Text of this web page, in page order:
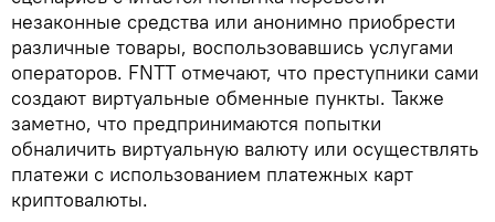
незаконные средства или анонимно приобрести
различные товары, воспользовавшись услугами
операторов. FNTT отмечают, что преступники сами
создают виртуальные обменные пункты. Также
заметно, что предпринимаются попытки
обналичить виртуальную валюту или осуществлять
платежи с использованием платежных карт
криптовалюты.